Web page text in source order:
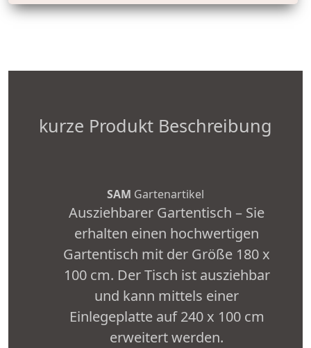
kurze Produkt Beschreibung
SAM Gartenartikel
Ausziehbarer Gartentisch – Sie
erhalten einen hochwertigen
Gartentisch mit der Größe 180 x
100 cm. Der Tisch ist ausziehbar
und kann mittels einer
Einlegeplatte auf 240 x 100 cm
erweitert werden.